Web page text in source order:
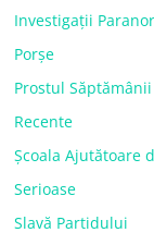
Investigații
Porșe
Prostul Săptămânii
Recente
Școala Ajutătoare
Serioase
Slavă Partidului